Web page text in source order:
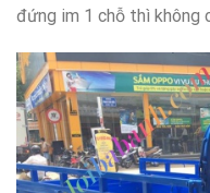
đứng im 1 chỗ thì không